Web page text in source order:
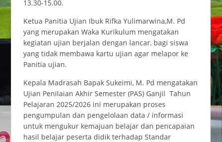
13.30-15.00.
Ketua Panitia Ujian Ibuk Rifka Yulimarwina,M. Pd
yang merupakan Waka Kurikulum mengatakan
kegiatan ujian berjalan dengan lancar, bagi siswa
yang tidak membawa kartu ujian agar melapor ke
Panitia ujian.
Kepala Madrasah Bapak Sukeimi, M. Pd mengatakan
Ujian Penilaian Akhir Semester (PAS) Ganjil Tahun
Pelajaran 2025/2026 ini merupakan proses
pengumpulan dan pengelolaan data / informasi
untuk mengukur kemajuan belajar dan pencapaian
hasil belajar peserta didik terhadap Standar